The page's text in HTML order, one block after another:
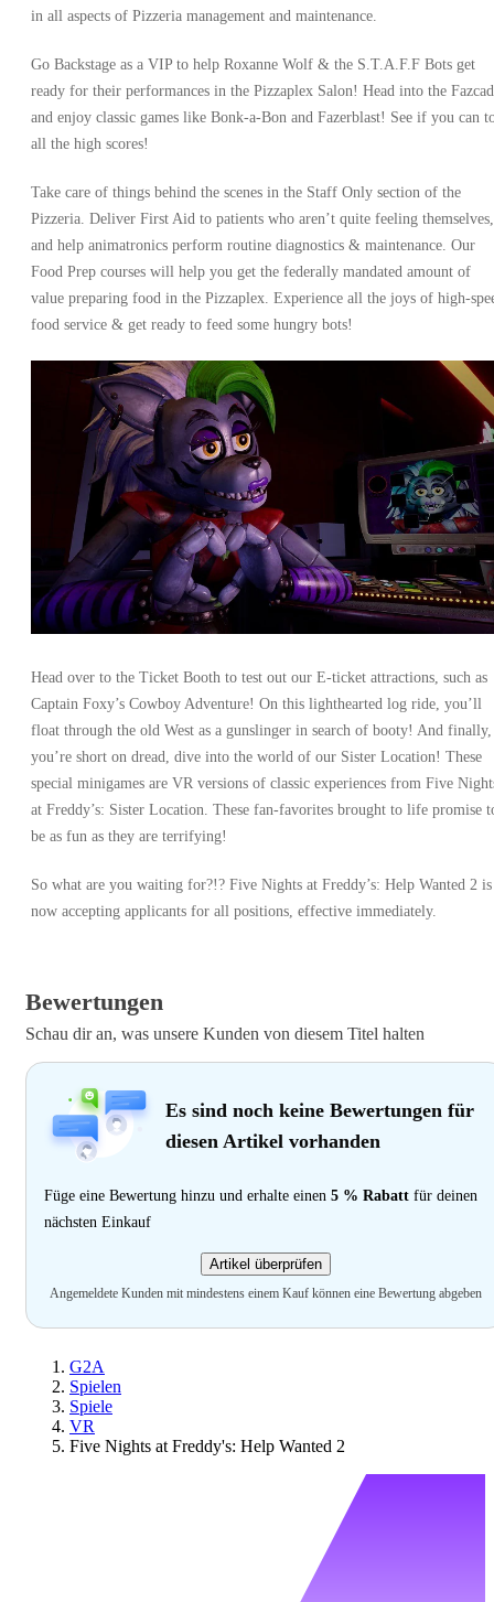
in all aspects of Pizzeria management and maintenance.
Go Backstage as a VIP to help Roxanne Wolf & the S.T.A.F.F Bots get
ready for their performances in the Pizzaplex Salon! Head into the
and enjoy classic games like Bonk-a-Bon and Fazerblast! See if you can
all the high scores!
Take care of things behind the scenes in the Staff Only section of the
Pizzeria. Deliver First Aid to patients who aren’t quite feeling themselves,
and help animatronics perform routine diagnostics & maintenance. Our
Food Prep courses will help you get the federally mandated amount of
value preparing food in the Pizzaplex. Experience all the joys of high-
food service & get ready to feed some hungry bots!
Head over to the Ticket Booth to test out our E-ticket attractions, such as
Captain Foxy’s Cowboy Adventure! On this lighthearted log ride, you’ll
float through the old West as a gunslinger in search of booty! And
you’re short on dread, dive into the world of our Sister Location! These
special minigames are VR versions of classic experiences from Five
at Freddy’s: Sister Location. These fan-favorites brought to life promise
be as fun as they are terrifying!
So what are you waiting for?!? Five Nights at Freddy’s: Help Wanted 2 is
now accepting applicants for all positions, effective immediately.
Bewertungen
Schau dir an, was unsere Kunden von diesem Titel halten
Es sind noch keine Bewertungen für
diesen Artikel vorhanden
Füge eine Bewertung hinzu und erhalte einen 5 % Rabatt für deinen
nächsten Einkauf
Artikel überprüfen
Angemeldete Kunden mit mindestens einem Kauf können eine Bewertung abgeben
G2A
Spielen
Spiele
VR
Five Nights at Freddy's: Help Wanted 2